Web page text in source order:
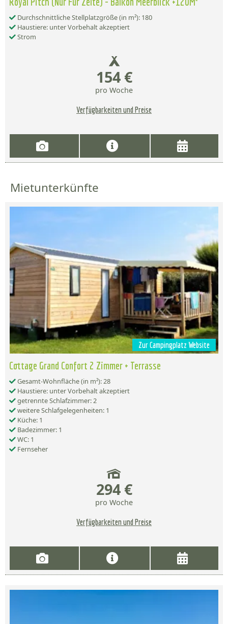
Durchschnittliche Stellplatzgröße (in m²): 180
Haustiere: unter Vorbehalt akzeptiert
Strom
154 €
pro Woche
Verfügbarkeiten und Preise
Mietunterkünfte
Zur Campingplatz Website
Cottage Grand Confort 2 Zimmer + Terrasse
Gesamt-Wohnfläche (in m²): 28
Haustiere: unter Vorbehalt akzeptiert
getrennte Schlafzimmer: 2
weitere Schlafgelegenheiten: 1
Küche: 1
Badezimmer: 1
WC: 1
Fernseher
294 €
pro Woche
Verfügbarkeiten und Preise